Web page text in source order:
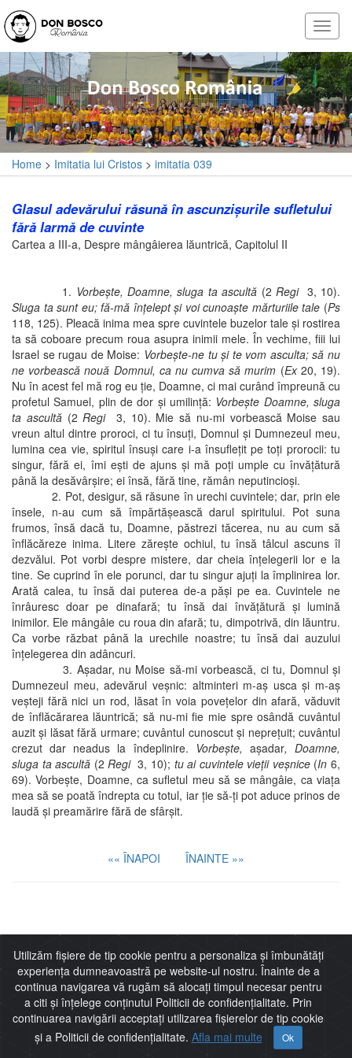
Home > Imitatia lui Cristos > imitatia 039
Glasul adevărului răsună în ascunzişurile sufletului
fără larmă de cuvinte
Cartea a III-a, Despre mângâierea lăuntrică, Capitolul II
1. Vorbeşte, Doamne, sluga ta ascultă (2 Regi 3, 10).
Sluga ta sunt eu; fă-mă înţelept şi voi cunoaşte mărturiile tale (Ps
118, 125). Pleacă inima mea spre cuvintele buzelor tale şi rostirea
ta să coboare precum roua asupra inimii mele. În vechime, fiii lui
Israel se rugau de Moise: Vorbeşte-ne tu şi te vom asculta; să nu
ne vorbească nouă Domnul, ca nu cumva să murim (Ex 20, 19).
Nu în acest fel mă rog eu ţie, Doamne, ci mai curând împreună cu
profetul Samuel, plin de dor şi umilinţă: Vorbeşte Doamne, sluga
ta ascultă(2 Regi 3, 10). Mie să nu-mi vorbească Moise sau
vreun altul dintre proroci, ci tu însuţi, Domnul şi Dumnezeul meu,
lumina cea vie, spiritul însuşi care i-a însufleţit pe toţi prorocii: tu
singur, fără ei, îmi eşti de ajuns şi mă poţi umple cu învăţătură
până la desăvârşire; ei însă, fără tine, rămân neputincioşi.
2. Pot, desigur, să răsune în urechi cuvintele; dar, prin ele
însele, n-au cum să împărtăşească darul spiritului. Pot suna
frumos, însă dacă tu, Doamne, păstrezi tăcerea, nu au cum să
înflăcăreze inima. Litere zăreşte ochiul, tu însă tâlcul ascuns îl
dezvălui. Pot vorbi despre mistere, dar cheia înţelegerii lor e la
tine. Se cuprind în ele porunci, dar tu singur ajuţi la împlinirea lor.
Arată calea, tu însă dai puterea de-a păşi pe ea. Cuvintele ne
înrâuresc doar pe dinafară; tu însă dai învăţătură şi lumină
inimilor. Ele mângâie cu roua din afară; tu, dimpotrivă, din lăuntru.
Ca vorbe răzbat până la urechile noastre; tu însă dai auzului
înţelegerea din adâncuri.
3. Aşadar, nu Moise să-mi vorbească, ci tu, Domnul şi
Dumnezeul meu, adevărul veşnic: altminteri m-aş usca şi m-aş
veşteji fără nici un rod, lăsat în voia poveţelor din afară, văduvit
de înflăcărarea lăuntrică; să nu-mi fie mie spre osândă cuvântul
auzit şi lăsat fără urmare; cuvântul cunoscut şi nepreţuit; cuvântul
crezut dar neadus la îndeplinire. Vorbeşte, aşadar, Doamne,
sluga ta ascultă (2 Regi3, 10); tu ai cuvintele vieţii veşnice(In6,
69). Vorbeşte, Doamne, ca sufletul meu să se mângâie, ca viaţa
mea să se poată îndrepta cu totul, iar ţie să-ţi pot aduce prinos de
laudă şi preamărire fără de sfârşit.
«« ÎNAPOI ÎNAINTE »»
Thomas de Kempis
Harta Site Politică de confidențialitate
Utilizăm fișiere de tip cookie pentru a personaliza și îmbunătăți
experiența dumneavoastră pe website-ul nostru. Înainte de a
continua navigarea vă rugăm să alocați timpul necesar pentru
a citi și înțelege conținutul Politicii de confidențialitate. Prin
continuarea navigării acceptați utilizarea fișierelor de tip cookie
și a Politicii de confidențialitate. Afla mai multe Ok